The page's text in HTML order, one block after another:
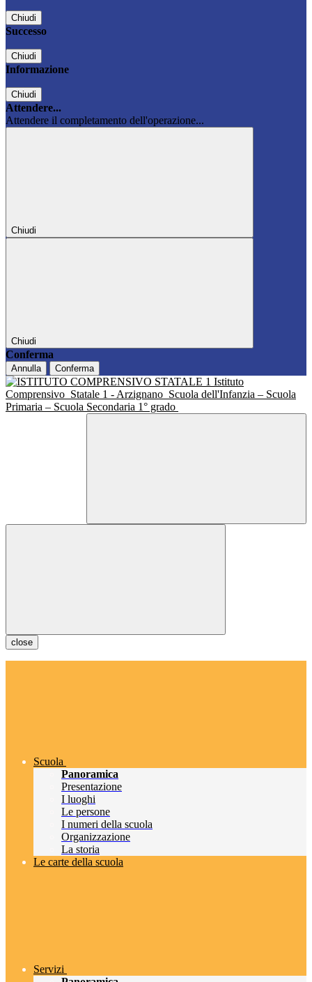
Chiudi
Successo
Chiudi
Informazione
Chiudi
Attendere...
Attendere il completamento dell'operazione...
Chiudi
Chiudi
Conferma
Annulla Conferma
Istituto
Comprensivo Statale 1 - Arzignano Scuola dell'Infanzia – Scuola
Primaria – Scuola Secondaria 1° grado
close
Scuola
Panoramica
Presentazione
I luoghi
Le persone
I numeri della scuola
Organizzazione
La storia
Le carte della scuola
Servizi